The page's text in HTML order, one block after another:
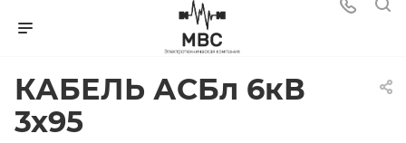
КАБЕЛЬ АСБл 6кВ
3х95